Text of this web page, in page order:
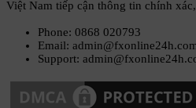
Việt Nam tiếp cận thông tin chính
Phone: 0868 020793
Email:
Support: